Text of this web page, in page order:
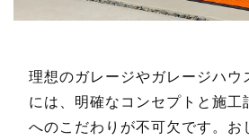
理想のガレージやガレージハウ
には、明確なコンセプトと施工
へのこだわりが不可欠です。お